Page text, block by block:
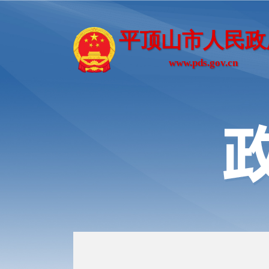
平顶山市人民
www.pds.gov.cn